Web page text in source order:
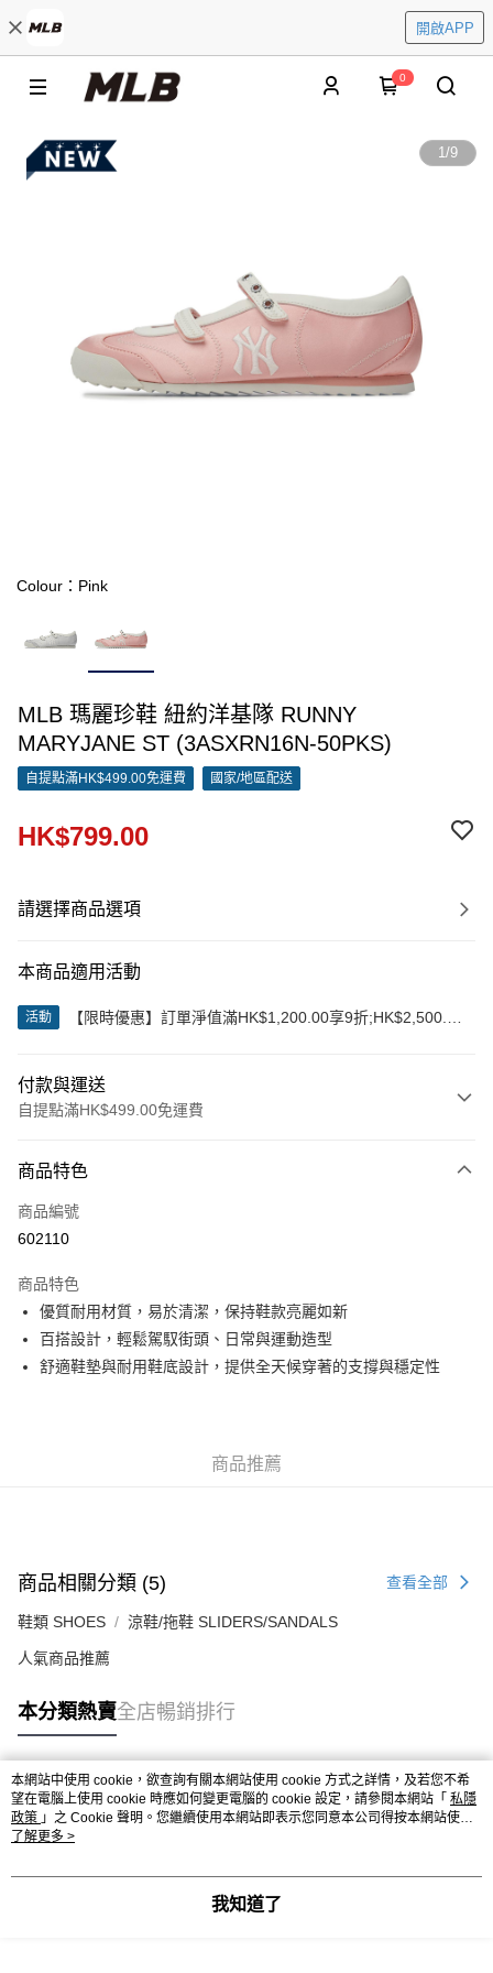
開啟APP
0
1/9
Colour：Pink
MLB 瑪麗珍鞋 紐約洋基隊 RUNNY
MARYJANE ST (3ASXRN16N-50PKS)
自提點滿HK$499.00免運費 國家/地區配送
HK$799.00
請選擇商品選項
本商品適用活動
活動
【限時優惠】訂單淨值滿HK$1,200.00享9折;HK$2,500.00
付款與運送
自提點滿HK$499.00免運費
信用卡
Apple Pay
AlipayHK
WeChat Pay
每筆HK$50.00，滿HK$499.00或以上免運費
送貨上門免運優惠
配送至澳門
商品特色
商品編號
602110
商品特色
優質耐用材質，易於清潔，保持鞋款亮麗如新
百搭設計，輕鬆駕馭街頭、日常與運動造型
舒適鞋墊與耐用鞋底設計，提供全天候穿著的支撐與穩定性
商品推薦
商品相關分類 (5) 查看全部
鞋類 SHOES 涼鞋/拖鞋 SLIDERS/SANDALS
人氣商品推薦
本分類熱賣全店暢銷排行
熱門標籤
熱銷排行
本網站中使用 cookie，欲查詢有關本網站使用 cookie 方式之詳情，及若您不希
望在電腦上使用 cookie 時應如何變更電腦的 cookie 設定，請參閱本網站「 私隱
政策 」之 Cookie 聲明。您繼續使用本網站即表示您同意本公司得按本網站使用
條款之 Cookie 聲明使用 cookie。
了解更多 >
我知道了